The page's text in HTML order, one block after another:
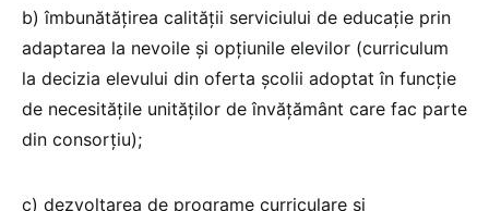
b) îmbunătăţirea calităţii serviciului de educaţie prin
adaptarea la nevoile şi opţiunile elevilor (curriculum
la decizia elevului din oferta şcolii adoptat în funcţie
de necesităţile unităţilor de învăţământ care fac parte
din consorţiu);
c) dezvoltarea de programe curriculare şi